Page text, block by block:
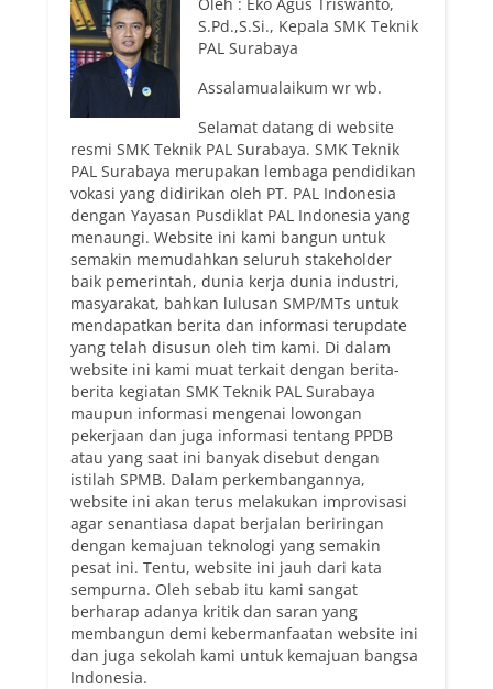
S.Pd.,S.Si., Kepala SMK Teknik
PAL Surabaya
Assalamualaikum wr wb.
Selamat datang di website
resmi SMK Teknik PAL Surabaya. SMK Teknik
PAL Surabaya merupakan lembaga pendidikan
vokasi yang didirikan oleh PT. PAL Indonesia
dengan Yayasan Pusdiklat PAL Indonesia yang
menaungi. Website ini kami bangun untuk
semakin memudahkan seluruh stakeholder
baik pemerintah, dunia kerja dunia industri,
masyarakat, bahkan lulusan SMP/MTs untuk
mendapatkan berita dan informasi terupdate
yang telah disusun oleh tim kami. Di dalam
website ini kami muat terkait dengan berita-
berita kegiatan SMK Teknik PAL Surabaya
maupun informasi mengenai lowongan
pekerjaan dan juga informasi tentang PPDB
atau yang saat ini banyak disebut dengan
istilah SPMB. Dalam perkembangannya,
website ini akan terus melakukan improvisasi
agar senantiasa dapat berjalan beriringan
dengan kemajuan teknologi yang semakin
pesat ini. Tentu, website ini jauh dari kata
sempurna. Oleh sebab itu kami sangat
berharap adanya kritik dan saran yang
membangun demi kebermanfaatan website ini
dan juga sekolah kami untuk kemajuan bangsa
Indonesia.